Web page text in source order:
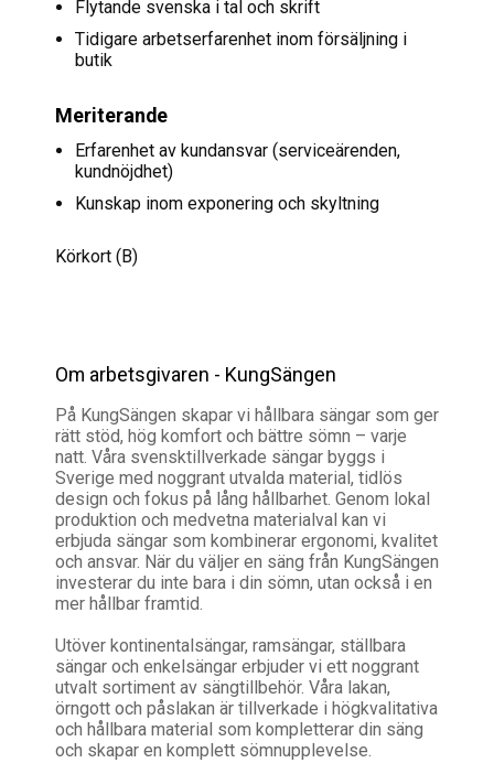
Flytande svenska i tal och skrift
Tidigare arbetserfarenhet inom försäljning i
butik
Meriterande
Erfarenhet av kundansvar (serviceärenden,
kundnöjdhet)
Kunskap inom exponering och skyltning
Körkort (B)
Om arbetsgivaren - KungSängen
På KungSängen skapar vi hållbara sängar som ger
rätt stöd, hög komfort och bättre sömn – varje
natt. Våra svensktillverkade sängar byggs i
Sverige med noggrant utvalda material, tidlös
design och fokus på lång hållbarhet. Genom lokal
produktion och medvetna materialval kan vi
erbjuda sängar som kombinerar ergonomi, kvalitet
och ansvar. När du väljer en säng från KungSängen
investerar du inte bara i din sömn, utan också i en
mer hållbar framtid.
Utöver kontinentalsängar, ramsängar, ställbara
sängar och enkelsängar erbjuder vi ett noggrant
utvalt sortiment av sängtillbehör. Våra lakan,
örngott och påslakan är tillverkade i högkvalitativa
och hållbara material som kompletterar din säng
och skapar en komplett sömnupplevelse.